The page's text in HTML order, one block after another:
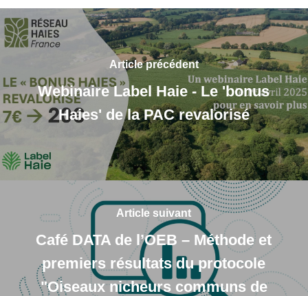
Article précédent
Webinaire Label Haie - Le 'bonus
Haies' de la PAC revalorisé
Article suivant
Café DATA de l’OEB – Méthode et
premiers résultats du protocole
"Oiseaux nicheurs communs de